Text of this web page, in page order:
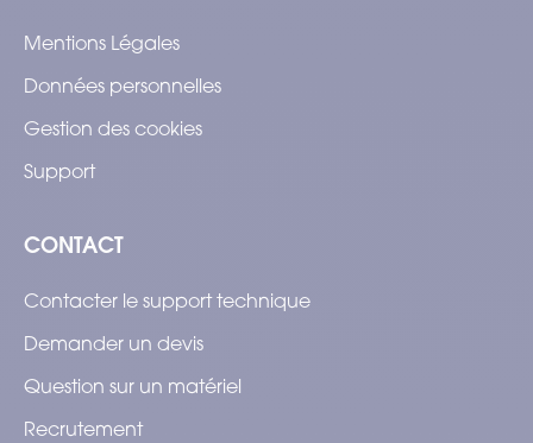
Mentions Légales
Données personnelles
Gestion des cookies
Support
CONTACT
Contacter le support technique
Demander un devis
Question sur un matériel
Recrutement